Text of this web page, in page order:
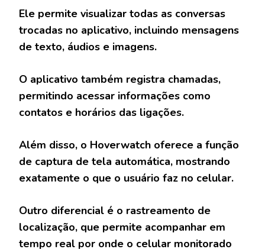
Ele permite visualizar todas as conversas
trocadas no aplicativo, incluindo mensagens
de texto, áudios e imagens.
O aplicativo também registra chamadas,
permitindo acessar informações como
contatos e horários das ligações.
Além disso, o Hoverwatch oferece a função
de captura de tela automática, mostrando
exatamente o que o usuário faz no celular.
Outro diferencial é o rastreamento de
localização, que permite acompanhar em
tempo real por onde o celular monitorado